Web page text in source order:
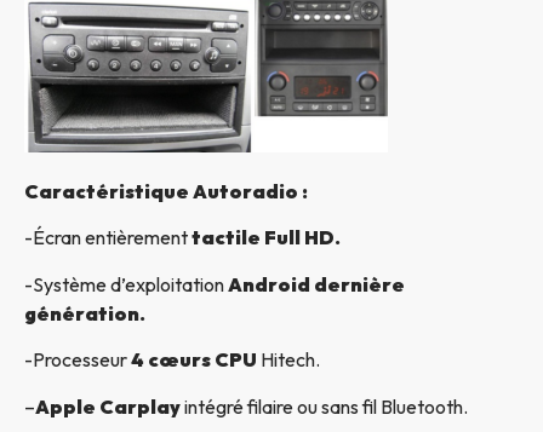
Caractéristique Autoradio :
-Écran entièrementtactile Full HD.
-Système d’exploitationAndroid dernière
génération.
-Processeur4 cœurs CPU Hitech.
–Apple Carplayintégré filaire ou sans fil Bluetooth.